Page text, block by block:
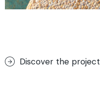
Discover the project